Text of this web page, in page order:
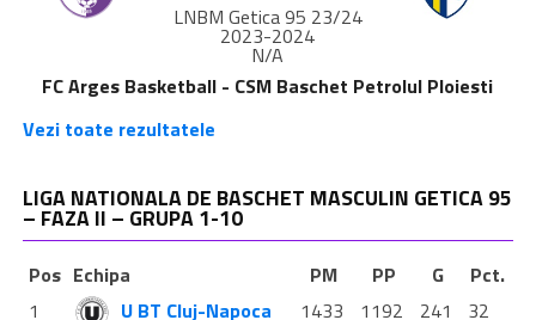
LNBM Getica 95 23/24
2023-2024
N/A
FC Arges Basketball - CSM Baschet Petrolul Ploiesti
Vezi toate rezultatele
LIGA NATIONALA DE BASCHET MASCULIN GETICA 95
– FAZA II – GRUPA 1-10
Pos Echipa PM PP G
Pct.
1
U BT Cluj-Napoca 1433 1192 241
32